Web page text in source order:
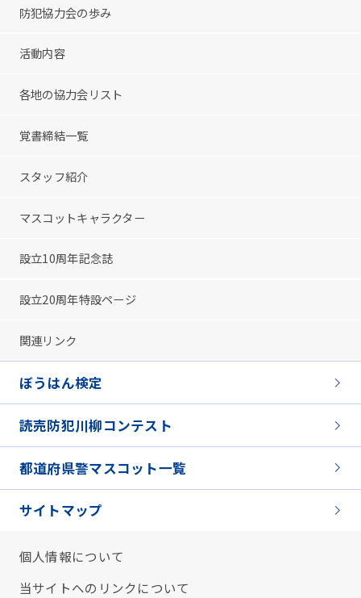
防犯協力会の歩み
活動内容
各地の協力会リスト
覚書締結一覧
スタッフ紹介
マスコットキャラクター
設立10周年記念誌
設立20周年特設ページ
関連リンク
ぼうはん検定
読売防犯川柳コンテスト
都道府県警マスコット一覧
サイトマップ
個人情報について
当サイトへのリンクについて